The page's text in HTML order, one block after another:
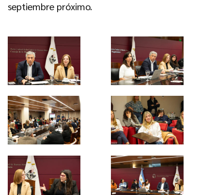
septiembre próximo.